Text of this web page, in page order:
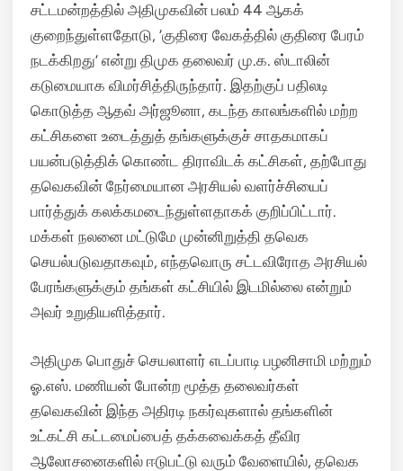
சட்டமன்றத்தில் அதிமுகவின் பலம் 44 ஆகக்
குறைந்துள்ளதோடு, ‘குதிரை வேகத்தில் குதிரை பேரம்
நடக்கிறது’ என்று திமுக தலைவர் மு.க. ஸ்டாலின்
கடுமையாக விமர்சித்திருந்தார். இதற்குப் பதிலடி
கொடுத்த ஆதவ் அர்ஜூனா, கடந்த காலங்களில் மற்ற
கட்சிகளை உடைத்துத் தங்களுக்குச் சாதகமாகப்
பயன்படுத்திக் கொண்ட திராவிடக் கட்சிகள், தற்போது
தவெகவின் நேர்மையான அரசியல் வளர்ச்சியைப்
பார்த்துக் கலக்கமடைந்துள்ளதாகக் குறிப்பிட்டார்.
மக்கள் நலனை மட்டுமே முன்னிறுத்தி தவெக
செயல்படுவதாகவும், எந்தவொரு சட்டவிரோத அரசியல்
பேரங்களுக்கும் தங்கள் கட்சியில் இடமில்லை என்றும்
அவர் உறுதியளித்தார்.
அதிமுக பொதுச் செயலாளர் எடப்பாடி பழனிசாமி மற்றும்
ஓ.எஸ். மணியன் போன்ற மூத்த தலைவர்கள்
தவெகவின் இந்த அதிரடி நகர்வுகளால் தங்களின்
உட்கட்சி கட்டமைப்பைத் தக்கவைக்கத் தீவிர
ஆலோசனைகளில் ஈடுபட்டு வரும் வேளையில், தவெக